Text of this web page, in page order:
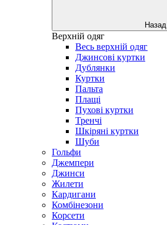
Назад
Верхній одяг
Весь верхній одяг
Джинсові куртки
Дублянки
Куртки
Пальта
Плащі
Пухові куртки
Тренчі
Шкіряні куртки
Шуби
Гольфи
Джемпери
Джинси
Жилети
Кардигани
Комбінезони
Корсети